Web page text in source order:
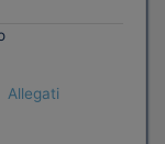
Allegati